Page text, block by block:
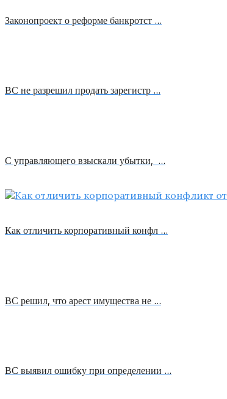
Законопроект о реформе банкротст …
ВС не разрешил продать зарегистр …
С управляющего взыскали убытки, …
Как отличить корпоративный конфл …
ВС решил, что арест имущества не …
ВС выявил ошибку при определении …